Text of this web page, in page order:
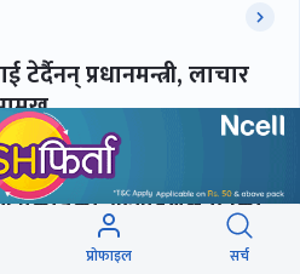
प्रधानमन्त्री, लाचार
प्रकृतिको अध्यादेशले ऐनको
विस्थापित गर्न सक्दैन’
प्रोफाइल सर्च